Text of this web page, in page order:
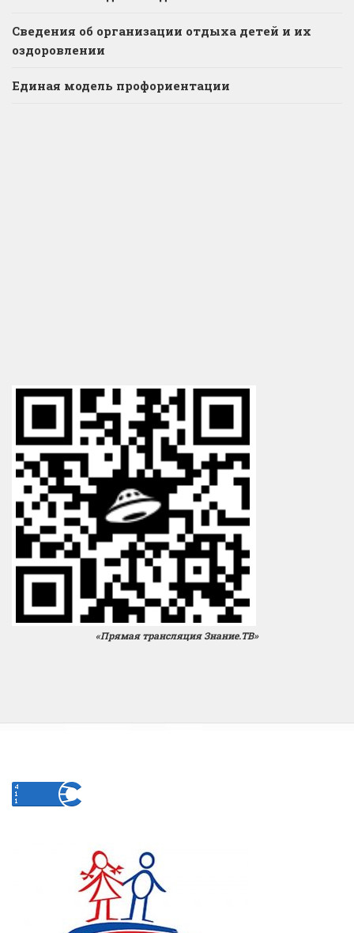
Сведения об организации отдыха детей и их
оздоровлении
Единая модель профориентации
«Прямая трансляция Знание.ТВ»